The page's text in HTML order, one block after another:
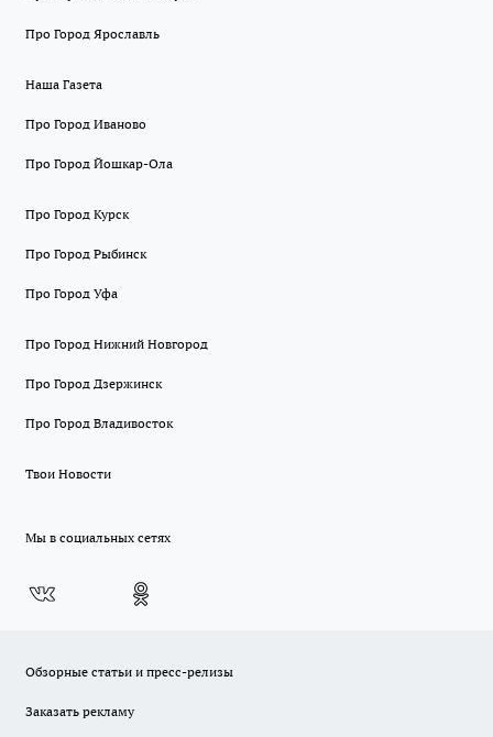
Про Город Ярославль
Наша Газета
Про Город Иваново
Про Город Йошкар-Ола
Про Город Курск
Про Город Рыбинск
Про Город Уфа
Про Город Нижний Новгород
Про Город Дзержинск
Про Город Владивосток
Твои Новости
Мы в социальных сетях
Обзорные статьи и пресс-релизы
Заказать рекламу